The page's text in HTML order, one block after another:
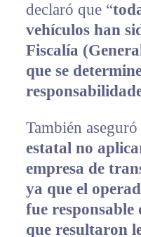
declaró que “
vehículos han
Fiscalía
que se
También
estatal no
empresa de
ya que el
fue responsable
que resultaron